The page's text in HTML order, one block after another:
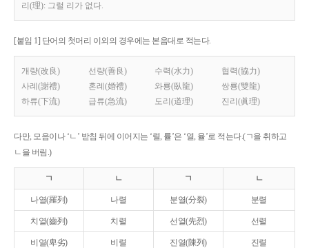
리(理): 그럴 리가 없다.
[붙임 1] 단어의 첫머리 이외의 경우에는 본음대로 적는다.
개량(改良) 선량(善良) 수력(水力)
협력(協力)
사례(謝禮)
혼례(婚禮) 와룡(臥龍)
쌍룡(雙龍)
하류(下流)
급류(急流) 도리(道理) 진리(眞理)
다만, 모음이나 ‘ㄴ’ 받침 뒤에 이어지는 ‘렬, 률’은 ‘열, 율’로 적는다.(ㄱ을 취하고
ㄴ을 버림.)
ㄱ ㄴ ㄱ ㄴ
나열(羅列) 나렬 분열(分裂) 분렬
치열(齒列) 치렬 선열(先烈) 선렬
비열(卑劣) 비렬 진열(陳列) 진렬